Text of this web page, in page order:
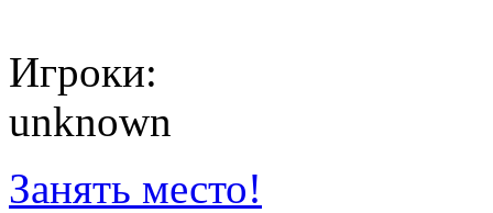
Игроки:
unknown
Занять место!